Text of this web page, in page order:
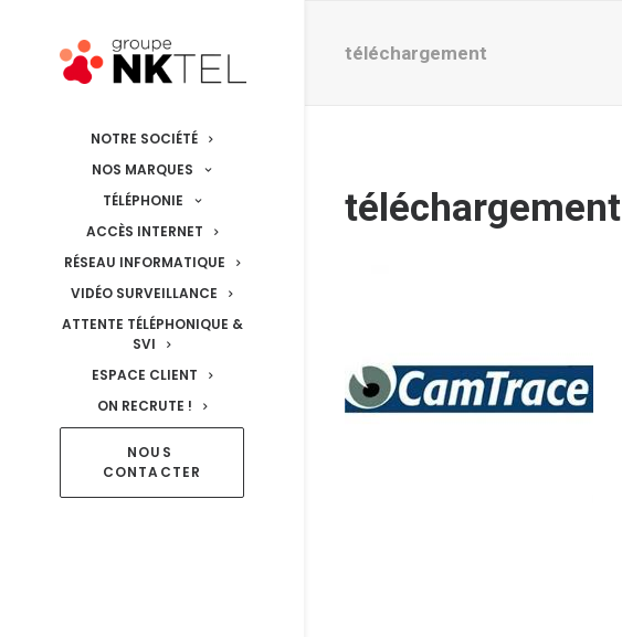
NOTRE SOCIÉTÉ
NOS MARQUES
TÉLÉPHONIE
ACCÈS INTERNET
RÉSEAU INFORMATIQUE
VIDÉO SURVEILLANCE
ATTENTE TÉLÉPHONIQUE &
SVI
ESPACE CLIENT
ON RECRUTE !
NOUS
CONTACTER
téléchargement
téléchargement